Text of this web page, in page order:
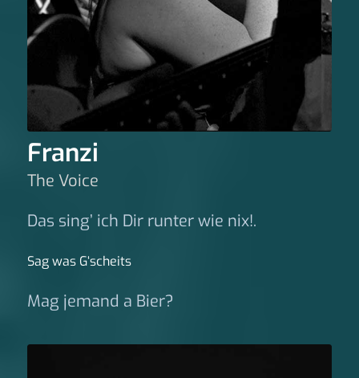
Franzi
The Voice
Das sing’ ich Dir runter wie nix!.
Sag was G‘scheits
Mag jemand a Bier?